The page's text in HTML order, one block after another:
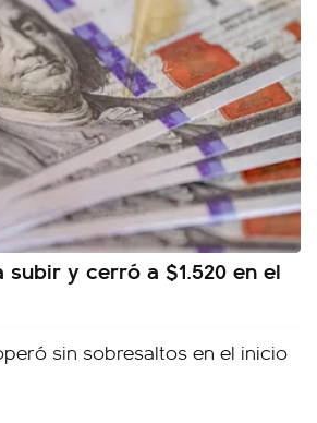
subir y cerró a $1.520 en el